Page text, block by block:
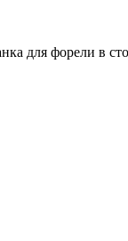
для форели в